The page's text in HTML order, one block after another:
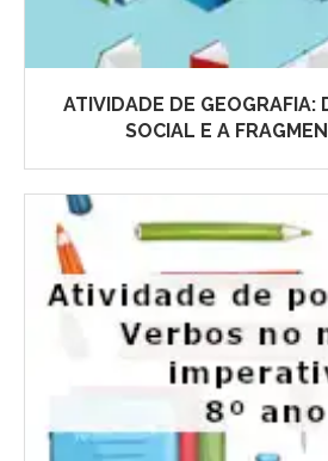
ATIVIDADE DE GEOGRAFIA:
SOCIAL E A